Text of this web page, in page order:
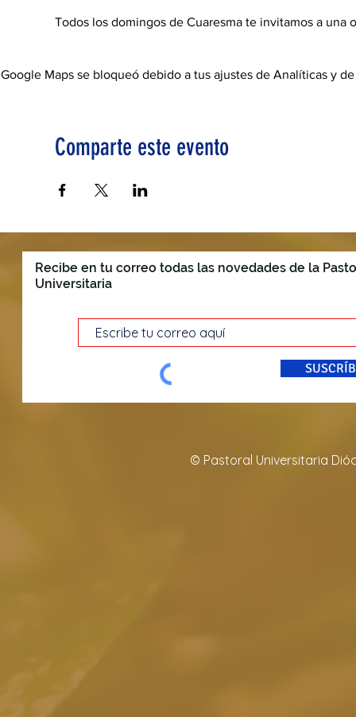
Todos los domingos de Cuaresma te invitamos a una
Google Maps se bloqueó debido a tus ajustes de Analíticas y
Comparte este evento
Recibe en tu correo todas las novedades de la
Universitaria
© Pastoral Universitaria